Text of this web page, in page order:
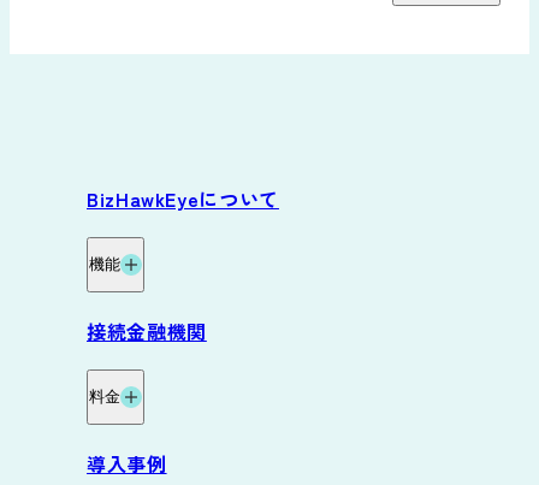
BizHawkEyeについて
機能
機能
グループ資金管理オプション
接続金融機関
料金
料金・プラン
導入事例